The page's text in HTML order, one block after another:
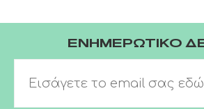
ΕΝΗΜΕΡΩΤΙΚΟ